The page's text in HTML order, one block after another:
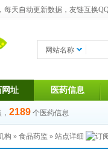
天自动更新数据，友链互换
网站名称
网址 医药信息
2189 个医药信息
构 » 食品药监 » 站点详细